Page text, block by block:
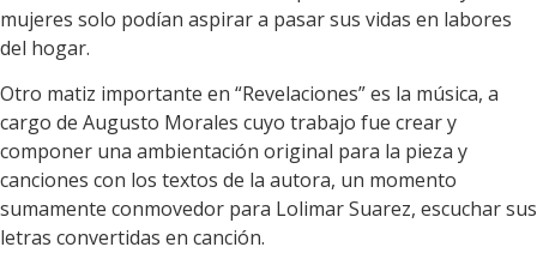
mujeres solo podían aspirar a pasar sus vidas en labores
del hogar.
Otro matiz importante en “Revelaciones” es la música, a
cargo de Augusto Morales cuyo trabajo fue crear y
componer una ambientación original para la pieza y
canciones con los textos de la autora, un momento
sumamente conmovedor para Lolimar Suarez, escuchar sus
letras convertidas en canción.